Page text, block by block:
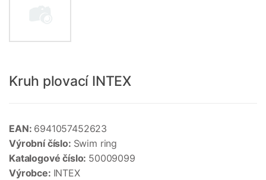
Kruh plovací INTEX
EAN: 6941057452623
Výrobní číslo: Swim ring
Katalogové číslo: 50009099
Výrobce: INTEX